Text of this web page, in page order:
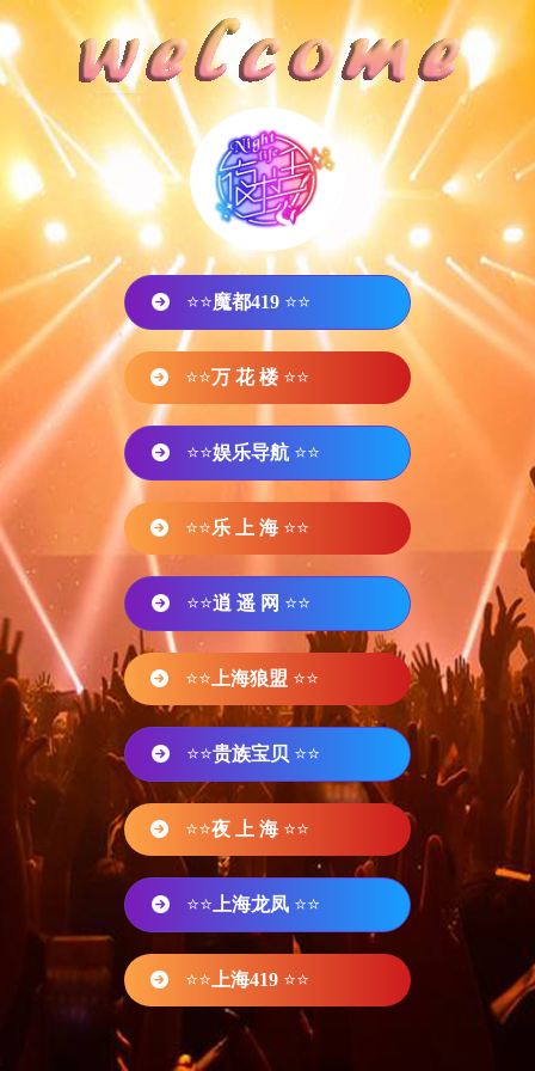
⭐⭐魔都419 ⭐⭐
⭐⭐万 花 楼 ⭐⭐
⭐⭐娱乐导航 ⭐⭐
⭐⭐乐 上 海 ⭐⭐
⭐⭐逍 遥 网 ⭐⭐
⭐⭐ 上海狼盟 ⭐⭐
⭐⭐贵族宝贝 ⭐⭐
⭐⭐夜 上 海 ⭐⭐
⭐⭐ 上海龙凤 ⭐⭐
⭐⭐ 上海419 ⭐⭐